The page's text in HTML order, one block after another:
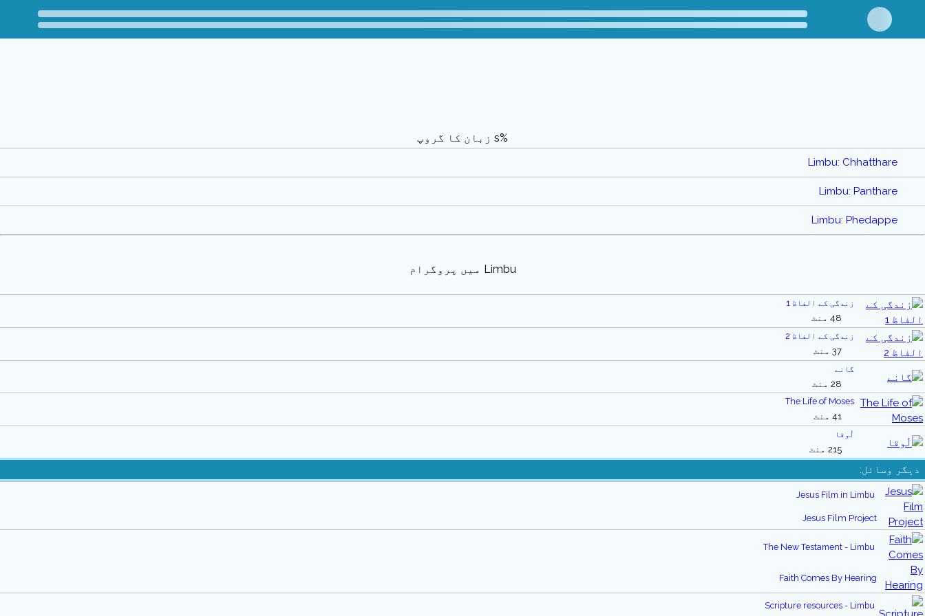
%s زبان کا گروپ
Limbu: Chhatthare
Limbu: Panthare
Limbu: Phedappe
Limbu میں پروگرام
زندگی کے الفاظ 1
زندگی کے الفاظ 2
گانے
The Life of Moses
لُوقا
دیگر وسائل:
Jesus Film in Limbu
Jesus Film Project
The New Testament - Limbu
Faith Comes By Hearing
Scripture resources - Limbu